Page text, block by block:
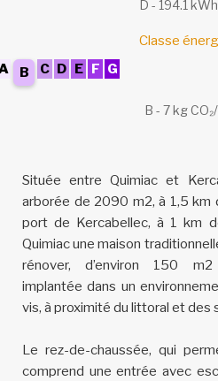
D - 194.1
Classe
B C D E F G
B - 7 kg
Située entre Quimiac et
arborée de 2090 m2, à 1,5 km
port de Kercabellec, à 1 km
Quimiac une maison
rénover, d’environ 150
implantée dans un
vis, à proximité du littoral et des
Le rez-de-chaussée, qui
comprend une entrée avec